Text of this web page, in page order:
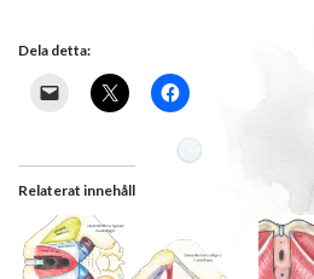
Dela detta:
Relaterat innehåll